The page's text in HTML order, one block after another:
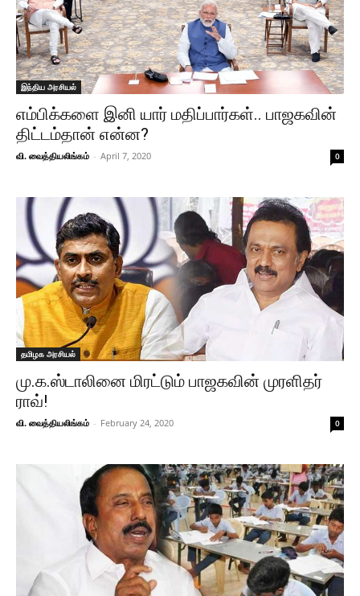
இந்திய அரசியல்
எம்பிக்களை இனி யார் மதிப்பார்கள்.. பாஜகவின்
திட்டம்தான் என்ன?
வி. வைத்தியலிங்கம் - April 7, 2020 0
தமிழக அரசியல்
மு.க.ஸ்டாலினை மிரட்டும் பாஜகவின் முரளிதர்
ராவ்!
வி. வைத்தியலிங்கம் - February 24, 2020 0